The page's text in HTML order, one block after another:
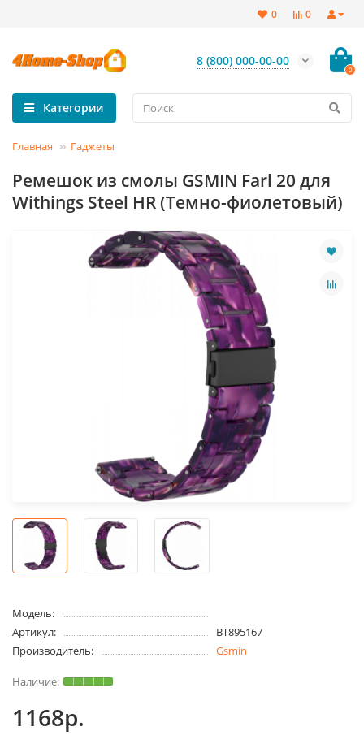
0
0
8 (800) 000-00-00
0
Категории
Главная Гаджеты
Ремешок из смолы GSMIN Farl 20 для
Withings Steel HR (Темно-фиолетовый)
Модель:
Артикул:
BT895167
Производитель:
Gsmin
1168р.